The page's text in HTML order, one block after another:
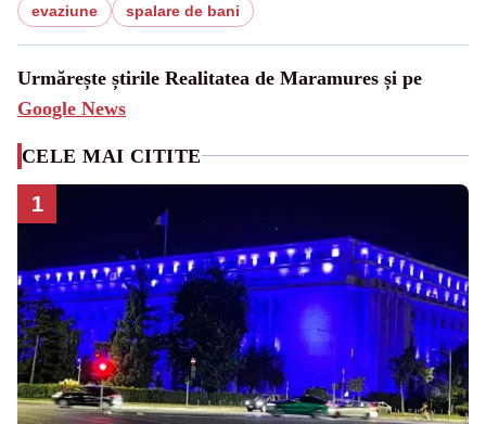
evaziune
spalare de bani
Urmărește știrile Realitatea de Maramures și pe
Google News
CELE MAI CITITE
1